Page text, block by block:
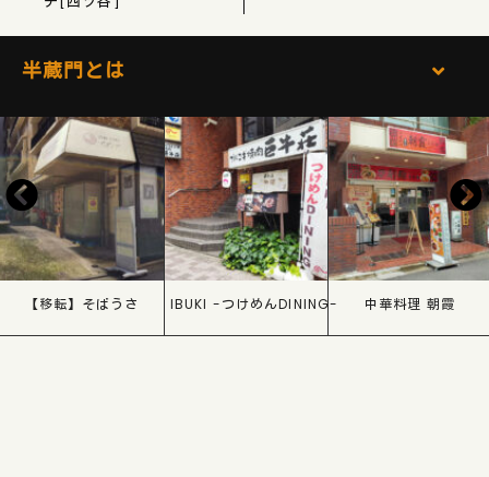
半蔵門とは
【移転】そばうさ IBUKI -つけめんDINING- 中華料理 朝霞